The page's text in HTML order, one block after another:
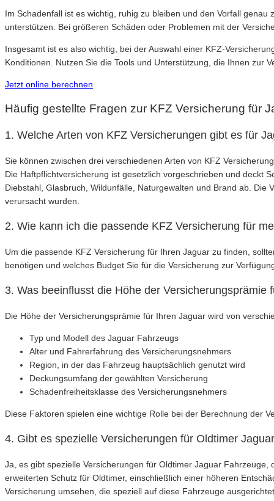
Im Schadenfall ist es wichtig, ruhig zu bleiben und den Vorfall
unterstützen. Bei größeren Schäden oder Problemen mit der
Insgesamt ist es also wichtig, bei der Auswahl einer KFZ-
Konditionen. Nutzen Sie die Tools und Unterstützung, die Ihnen zur
Jetzt online berechnen
Häufig gestellte Fragen zur KFZ Versicherung für
1. Welche Arten von KFZ Versicherungen gibt es für
Sie können zwischen drei verschiedenen Arten von KFZ
Die Haftpflichtversicherung ist gesetzlich vorgeschrieben und deckt
Diebstahl, Glasbruch, Wildunfälle, Naturgewalten und Brand ab.
verursacht wurden.
2. Wie kann ich die passende KFZ Versicherung für
Um die passende KFZ Versicherung für Ihren Jaguar zu finden,
benötigen und welches Budget Sie für die Versicherung zur
3. Was beeinflusst die Höhe der Versicherungsprämie
Die Höhe der Versicherungsprämie für Ihren Jaguar wird von
Typ und Modell des Jaguar Fahrzeugs
Alter und Fahrerfahrung des Versicherungsnehmers
Region, in der das Fahrzeug hauptsächlich genutzt wird
Deckungsumfang der gewählten Versicherung
Schadenfreiheitsklasse des Versicherungsnehmers
Diese Faktoren spielen eine wichtige Rolle bei der Berechnung der
4. Gibt es spezielle Versicherungen für Oldtimer
Ja, es gibt spezielle Versicherungen für Oldtimer Jaguar
erweiterten Schutz für Oldtimer, einschließlich einer höheren
Versicherung umsehen, die speziell auf diese Fahrzeuge